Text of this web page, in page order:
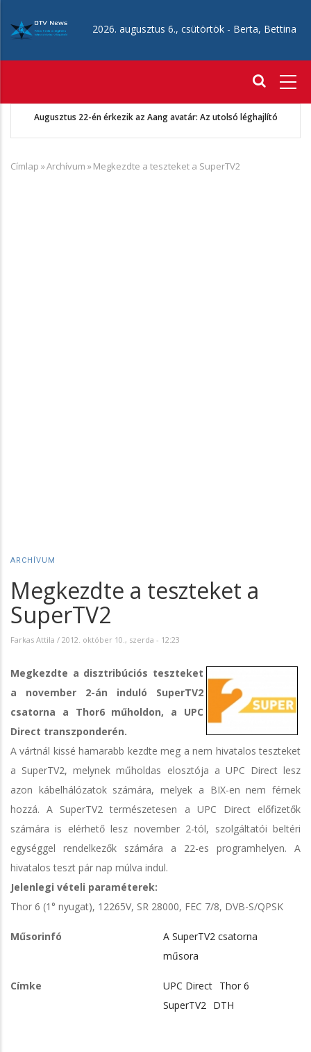
tartalomra
2026. augusztus 6., csütörtök - Berta, Bettina
Augusztus 22-én érkezik az Aang avatár: Az utolsó léghajlító
Morzsa
Címlap »Archívum »Megkezdte a teszteket a SuperTV2
ARCHÍVUM
Megkezdte a teszteket a
SuperTV2
Farkas Attila / 2012. október 10., szerda - 12:23
Megkezdte a disztribúciós teszteket
a november 2-án induló SuperTV2
csatorna a Thor6 műholdon, a UPC
Direct transzponderén.
A vártnál kissé hamarabb kezdte meg a nem hivatalos teszteket
a SuperTV2, melynek műholdas elosztója a UPC Direct lesz
azon kábelhálózatok számára, melyek a BIX-en nem férnek
hozzá. A SuperTV2 természetesen a UPC Direct előfizetők
számára is elérhető lesz november 2-tól, szolgáltatói beltéri
egységgel rendelkezők számára a 22-es programhelyen. A
hivatalos teszt pár nap múlva indul.
Jelenlegi vételi paraméterek:
Thor 6 (1° nyugat), 12265V, SR 28000, FEC 7/8, DVB-S/QPSK
Műsorinfó
A SuperTV2 csatorna
műsora
Címke UPC Direct Thor 6
SuperTV2 DTH